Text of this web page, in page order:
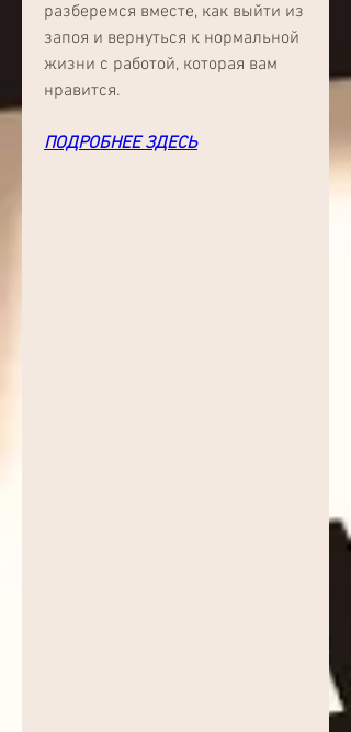
разберемся вместе, как выйти из
запоя и вернуться к нормальной
жизни с работой, которая вам
нравится.
ПОДРОБНЕЕ ЗДЕСЬ